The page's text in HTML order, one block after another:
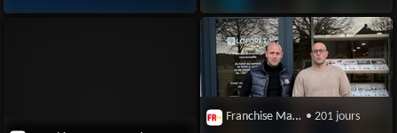
accompagner l’essor de
ambitions en franchise
Franchise Magazine • 201 jours